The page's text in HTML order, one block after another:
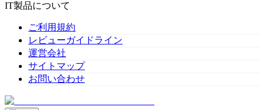
IT製品について
ご利用規約
レビューガイドライン
運営会社
サイトマップ
お問い合わせ